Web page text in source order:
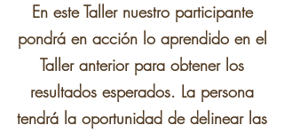
En este Taller nuestro participante
pondrá en acción lo aprendido en el
Taller anterior para obtener los
resultados esperados. La persona
tendrá la oportunidad de delinear las